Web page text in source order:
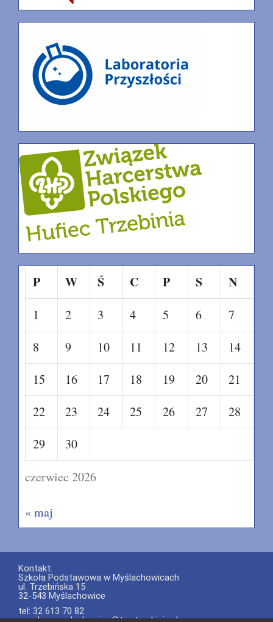
czerwiec 2026
P W Ś C P S N
1 2 3 4 5 6
7
8
9 10 11 12 13
14
15
16 17 18 19 20
21
22
23 24 25 26 27
28
29
30
« maj
Kontakt:
Szkoła Podstawowa w Myślachowicach
ul. Trzebińska 15
32-543 Myślachowice
tel: 32 613 70 82